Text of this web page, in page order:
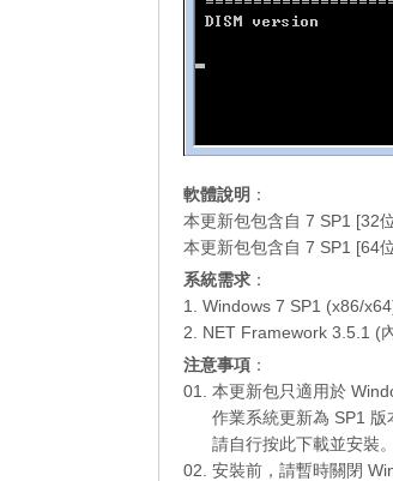
軟體說明 ：
本更新包包含自 7 SP1 [32
本更新包包含自 7 SP1 [64
系統需求 ：
1. Windows 7 SP1 (x86/
2. NET Framework 3.5.1 (
注意事項 ：
01. 本更新包只適用於
作業系統更新為 SP1
請自行按此下載並安裝。
02. 安裝前，請暫時關閉